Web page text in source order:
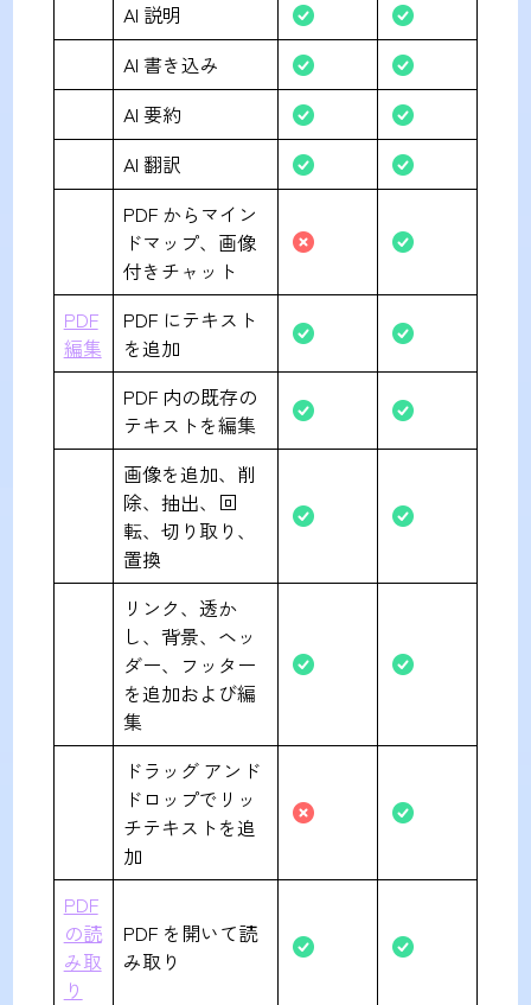
AI 説明
AI 書き込み
AI 要約
AI 翻訳
PDF からマイン
ドマップ、画像
付きチャット
PDF
編集
PDF にテキスト
を追加
PDF 内の既存の
テキストを編集
画像を追加、削
除、抽出、回
転、切り取り、
置換
リンク、透か
し、背景、ヘッ
ダー、フッター
を追加および編
集
ドラッグ アンド
ドロップでリッ
チテキストを追
加
PDF
の読
み取
り
PDF を開いて読
み取り